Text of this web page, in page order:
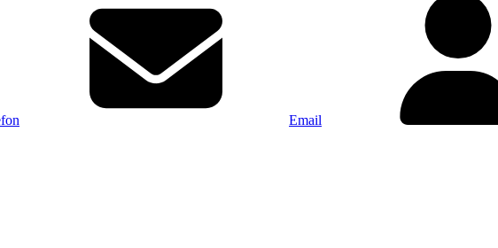
Email